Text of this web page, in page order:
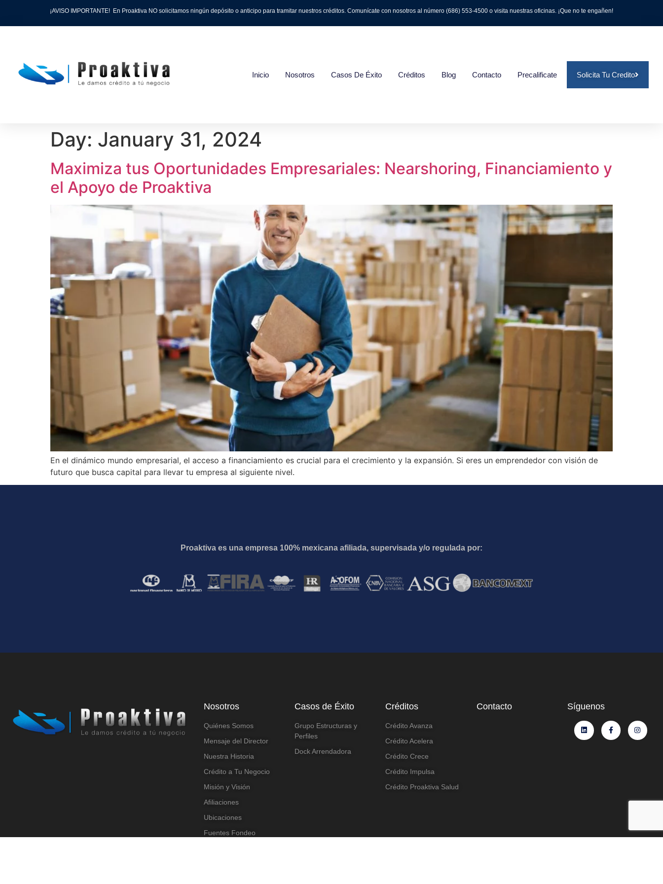
¡AVISO IMPORTANTE! En Proaktiva NO solicitamos ningún depósito o anticipo para tramitar nuestros créditos. Comunícate con nosotros al número (686) 553-4500 o visita nuestras oficinas. ¡Que no te engañen!
Inicio Nosotros Casos De Éxito Créditos Blog Contacto Precalificate Solicita Tu Credito
Day: January 31, 2024
Maximiza tus Oportunidades Empresariales: Nearshoring, Financiamiento y
el Apoyo de Proaktiva
En el dinámico mundo empresarial, el acceso a financiamiento es crucial para el crecimiento y la expansión. Si eres un emprendedor con visión de
futuro que busca capital para llevar tu empresa al siguiente nivel.
Proaktiva es una empresa 100% mexicana afiliada, supervisada y/o regulada por:
Nosotros
Quiénes Somos
Mensaje del Director
Nuestra Historia
Crédito a Tu Negocio
Misión y Visión
Afiliaciones
Ubicaciones
Fuentes Fondeo
Casos de Éxito
Grupo Estructuras y
Perfiles
Dock Arrendadora
Créditos
Crédito Avanza
Crédito Acelera
Crédito Crece
Crédito Impulsa
Crédito Proaktiva Salud
Contacto Síguenos